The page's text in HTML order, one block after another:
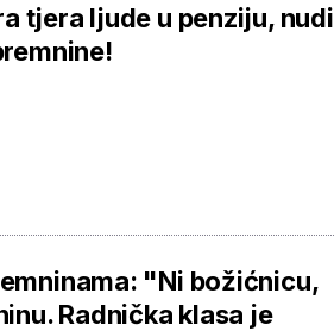
tjera ljude u penziju, nudi
"Ni božićnicu,
Radnička klasa je